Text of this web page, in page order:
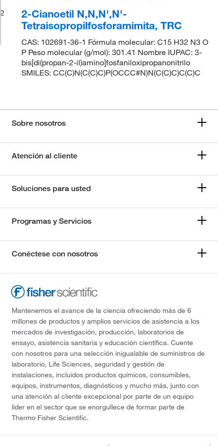
2
2-Cianoetil N,N,N',N'-
Tetraisopropilfosforamimita, TRC
CAS: 102691-36-1 Fórmula molecular: C15 H32 N3 O
P Peso molecular (g/mol): 301.41 Nombre IUPAC: 3-
bis[di(propan-2-il)amino]fosfaniloxipropanonitrilo
SMILES: CC(C)N(C(C)C)P(OCCC#N)N(C(C)C)C(C)C
Sobre nosotros
Atención al cliente
Soluciones para usted
Programas y Servicios
Conéctese con nosotros
Mantenemos el avance de la ciencia ofreciendo más de 6
millones de productos y amplios servicios de asistencia a los
mercados de investigación, producción, laboratorios de
ensayo, asistencia sanitaria y educación científica. Cuente
con nosotros para una selección inigualable de suministros de
laboratorio, Life Sciences, seguridad y gestión de
instalaciones, incluidos productos químicos, consumibles,
equipos, instrumentos, diagnósticos y mucho más, junto con
una atención al cliente excepcional por parte de un equipo
líder en el sector que se enorgullece de formar parte de
Thermo Fisher Scientific.